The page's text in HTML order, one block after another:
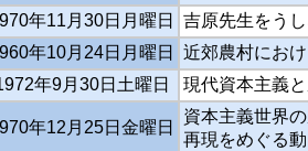
年11月30日月曜日
吉原先生をう
年10月24日月曜日
近郊農村にお
年9月30日土曜日
現代資本主義
年12月25日金曜日
資本主義世界
再現をめぐる